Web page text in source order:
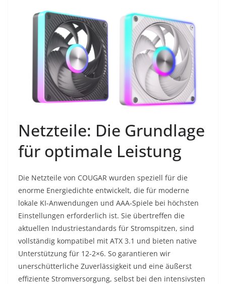
Netzteile: Die Grundlage
für optimale Leistung
Die Netzteile von COUGAR wurden speziell für die
enorme Energiedichte entwickelt, die für moderne
lokale KI-Anwendungen und AAA-Spiele bei höchsten
Einstellungen erforderlich ist. Sie übertreffen die
aktuellen Industriestandards für Stromspitzen, sind
vollständig kompatibel mit ATX 3.1 und bieten native
Unterstützung für 12-2×6. So garantieren wir
unerschütterliche Zuverlässigkeit und eine äußerst
effiziente Stromversorgung, selbst bei den intensivsten